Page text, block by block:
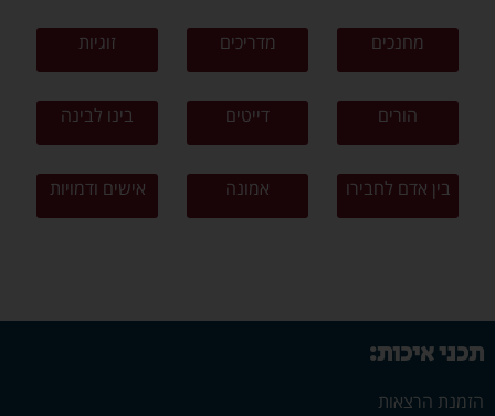
מחנכים מדריכים זוגיות
הורים דייטים בינו לבינה
בין אדם לחבירו אמונה אישים ודמויות
תכני איכות:
הזמנת הרצאות